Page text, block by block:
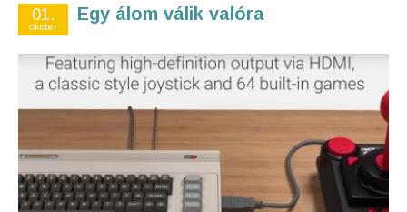
01.
Október
Egy álom válik valóra